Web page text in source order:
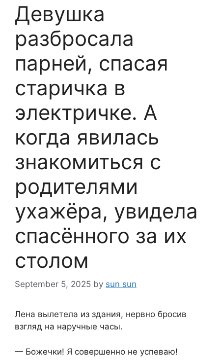
Девушка
разбросала
парней, спасая
старичка в
электричке. А
когда явилась
знакомиться с
родителями
ухажёра, увидела
спасённого за их
столом
September 5, 2025 by sun sun
Лена вылетела из здания, нервно бросив
взгляд на наручные часы.
— Божечки! Я совершенно не успеваю!